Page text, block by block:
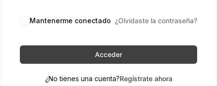
Mantenerme conectado ¿Olvidaste la contraseña?
Acceder
¿No tienes una cuenta?Regístrate ahora